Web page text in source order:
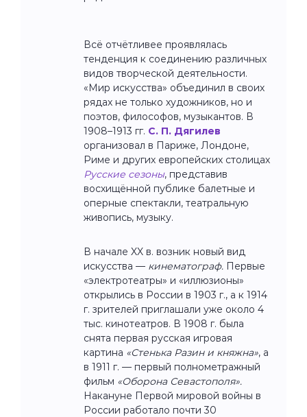
Всё отчётливее проявлялась
тенденция к соединению различных
видов творческой деятельности.
«Мир искусства» объединил в своих
рядах не только художников, но и
поэтов, философов, музыкантов. В
1908–1913 гг. С. П. Дягилев
организовал в Париже, Лондоне,
Риме и других европейских столицах
Русские сезоны, представив
восхищённой публике балетные и
оперные спектакли, театральную
живопись, музыку.
В начале XX в. возник новый вид
искусства — кинематограф. Первые
«электротеатры» и «иллюзионы»
открылись в России в 1903 г., а к 1914
г. зрителей приглашали уже около 4
тыс. кинотеатров. В 1908 г. была
снята первая русская игровая
картина «Стенька Разин и княжна», а
в 1911 г. — первый полнометражный
фильм «Оборона Севастополя».
Накануне Первой мировой войны в
России работало почти 30